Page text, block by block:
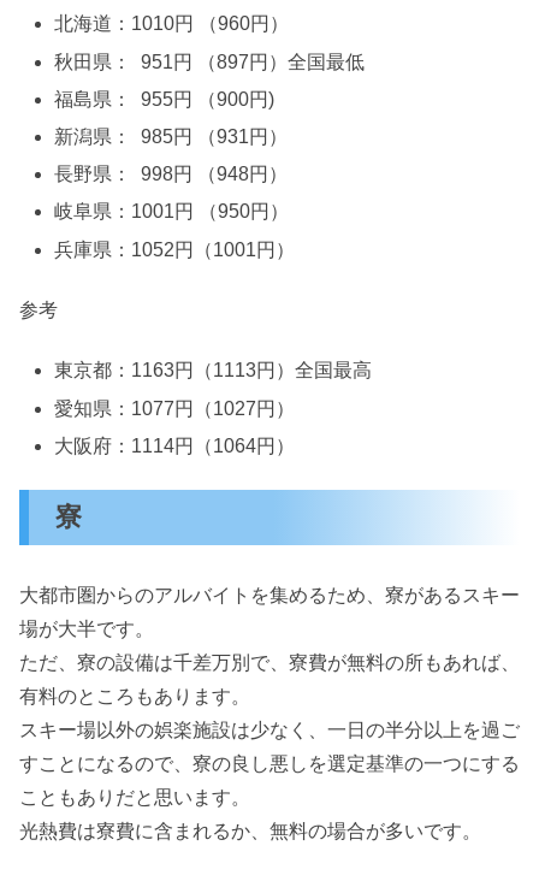
北海道：1010円 （960円）
秋田県： 951円 （897円）全国最低
福島県： 955円 （900円)
新潟県： 985円 （931円）
長野県： 998円 （948円）
岐阜県：1001円 （950円）
兵庫県：1052円（1001円）
参考
東京都：1163円（1113円）全国最高
愛知県：1077円（1027円）
大阪府：1114円（1064円）
寮
大都市圏からのアルバイトを集めるため、寮があるスキー
場が大半です。
ただ、寮の設備は千差万別で、寮費が無料の所もあれば、
有料のところもあります。
スキー場以外の娯楽施設は少なく、一日の半分以上を過ご
すことになるので、寮の良し悪しを選定基準の一つにする
こともありだと思います。
光熱費は寮費に含まれるか、無料の場合が多いです。